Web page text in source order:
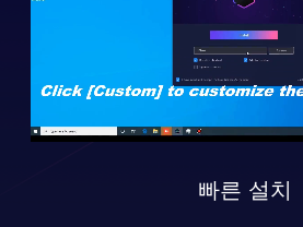
빠른 설치